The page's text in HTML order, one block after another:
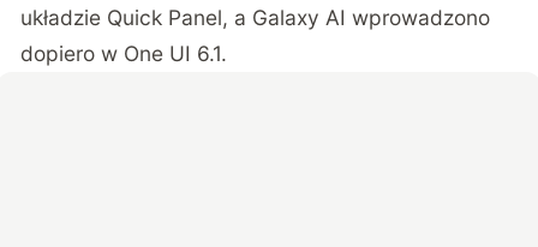
układzie Quick Panel, a Galaxy AI wprowadzono
dopiero w One UI 6.1.